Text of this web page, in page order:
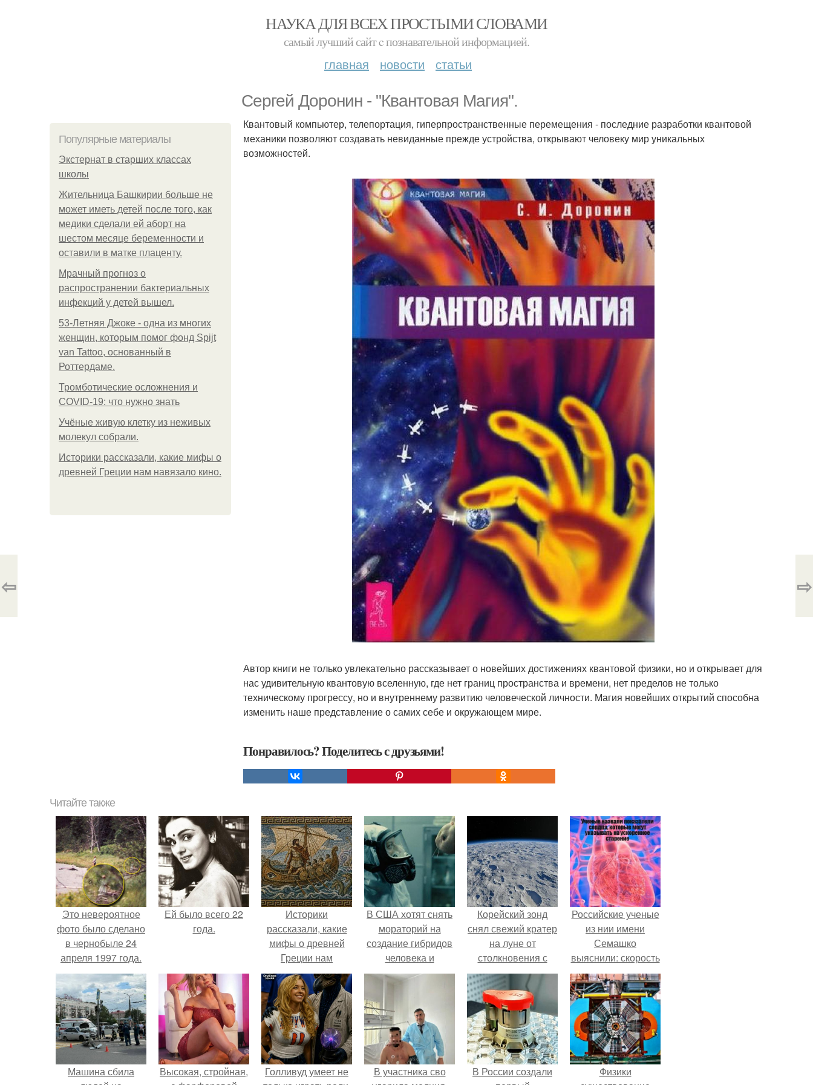
НАУКА ДЛЯ ВСЕХ ПРОСТЫМИ СЛОВАМИ
самый лучший сайт c познавательной информацией.
главная новости статьи
Сергей Доронин - "Квантовая Магия".
Популярные материалы
Экстернат в старших классах
школы
Жительница Башкирии больше не
может иметь детей после того, как
медики сделали ей аборт на
шестом месяце беременности и
оставили в матке плаценту.
Мрачный прогноз о
распространении бактериальных
инфекций у детей вышел.
53-Летняя Джоке - одна из многих
женщин, которым помог фонд Spijt
van Tattoo, основанный в
Роттердаме.
Тромботические осложнения и
COVID-19: что нужно знать
Учёные живую клетку из неживых
молекул собрали.
Историки рассказали, какие мифы о
древней Греции нам навязало кино.
Квантовый компьютер, телепортация, гиперпространственные перемещения - последние разработки квантовой
механики позволяют создавать невиданные прежде устройства, открывают человеку мир уникальных
возможностей.
Автор книги не только увлекательно рассказывает о новейших достижениях квантовой физики, но и открывает для
нас удивительную квантовую вселенную, где нет границ пространства и времени, нет пределов не только
техническому прогрессу, но и внутреннему развитию человеческой личности. Магия новейших открытий способна
изменить наше представление о самих себе и окружающем мире.
Понравилось? Поделитесь с друзьями!
⇦ ⇨
Читайте также
Это невероятное
фото было сделано
в чернобыле 24
апреля 1997 года.
Ей было всего 22
года.
Историки
рассказали, какие
мифы о древней
Греции нам
навязало кино.
В США хотят снять
мораторий на
создание гибридов
человека и
животных.
Корейский зонд
снял свежий кратер
на луне от
столкновения с
обломком Falcon 9.
Российские ученые
из нии имени
Семашко
выяснили: скорость
старения напрямую
зависит от
состояния сосудов
и работы сердца.
Машина сбила
Высокая, стройная,
Голливуд умеет не
В участника сво
В России создали
Физики